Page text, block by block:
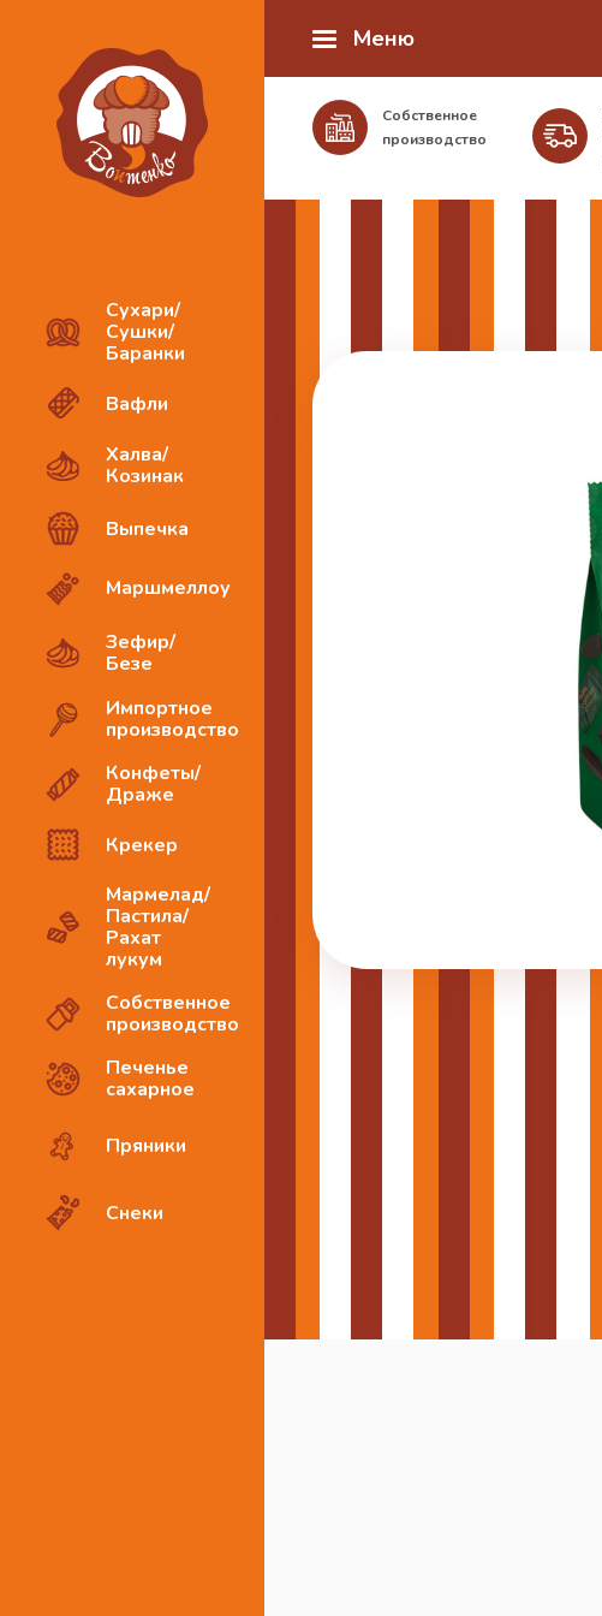
Сухари/
Сушки/
Баранки
Вафли
Халва/
Козинак
Выпечка
Маршмеллоу
Зефир/
Безе
Импортное
производство
Конфеты/
Драже
Крекер
Мармелад/
Пастила/
Рахат
лукум
Собственное
производство
Печенье
сахарное
Пряники
Снеки
Меню
Собственное
производство